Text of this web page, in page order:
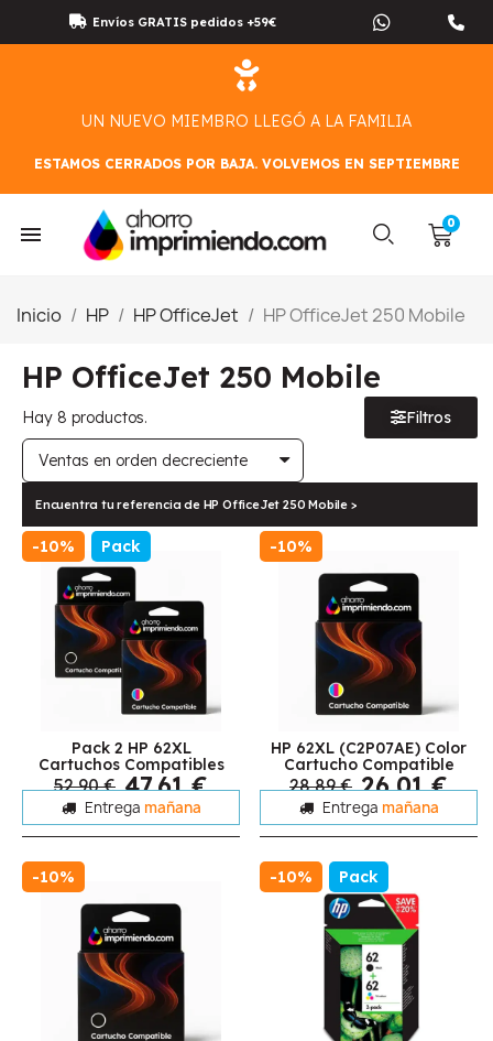
Envíos GRATIS pedidos +59€
UN NUEVO MIEMBRO LLEGÓ A LA FAMILIA
ESTAMOS CERRADOS POR BAJA. VOLVEMOS EN SEPTIEMBRE
Inicio HP HP OfficeJet HP OfficeJet 250 Mobile
HP OfficeJet 250 Mobile
Hay 8 productos. Filtros
Encuentra tu referencia de HP OfficeJet 250 Mobile >
-10% Pack
Pack 2 HP 62XL
Cartuchos Compatibles
52,90 € 47,61 €
Entrega mañana
-10%
HP 62XL (C2P07AE) Color
Cartucho Compatible
28,89 € 26,01 €
Entrega mañana
-10% -10% Pack